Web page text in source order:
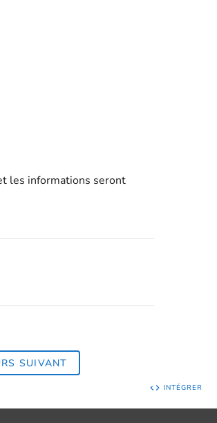
INTÉGRER
les informations seront
SUIVANT